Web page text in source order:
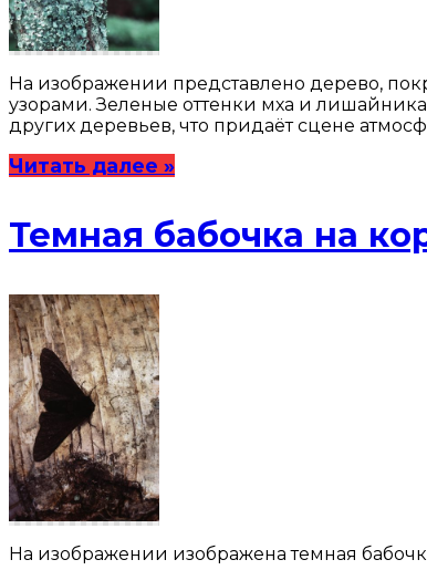
На изображении представлено дерево,
узорами. Зеленые оттенки мха и
других деревьев, что придаёт сцене
Читать далее »
Темная бабочка на
На изображении изображена темная